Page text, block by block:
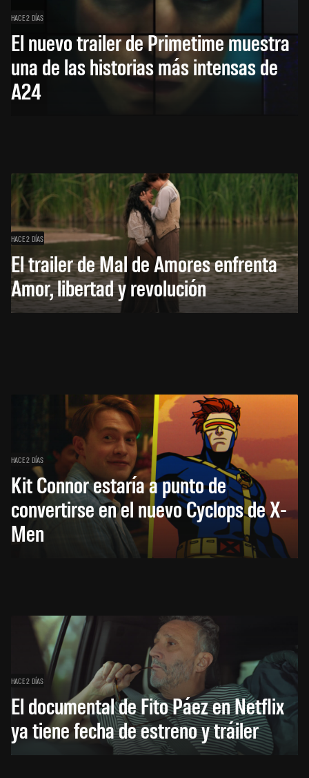
HACE 2 DÍAS
El nuevo trailer de Primetime muestra
una de las historias más intensas de
A24
HACE 2 DÍAS
El trailer de Mal de Amores enfrenta
Amor, libertad y revolución
HACE 2 DÍAS
Kit Connor estaría a punto de
convertirse en el nuevo Cyclops de X-
Men
HACE 2 DÍAS
El documental de Fito Páez en Netflix
ya tiene fecha de estreno y tráiler